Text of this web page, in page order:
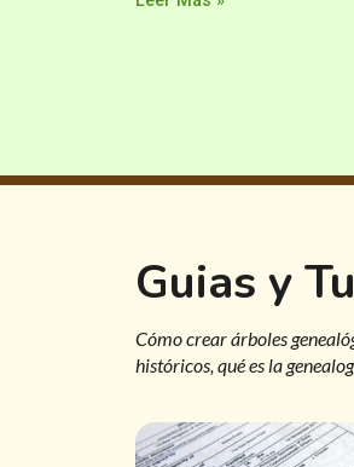
Guias y
Cómo crear árboles
históricos, qué es la